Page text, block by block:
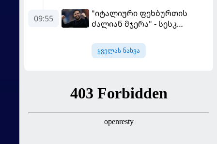
09:55
"იტალიური ფეხბურთის
ძალიან მჯერა" - სესკ
ყველას ნახვა